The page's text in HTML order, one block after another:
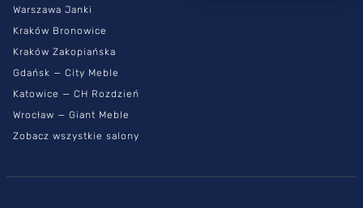
Warszawa Janki
Kraków Bronowice
Kraków Zakopiańska
Gdańsk — City Meble
Katowice — CH Rozdzień
Wrocław — Giant Meble
Zobacz wszystkie salony